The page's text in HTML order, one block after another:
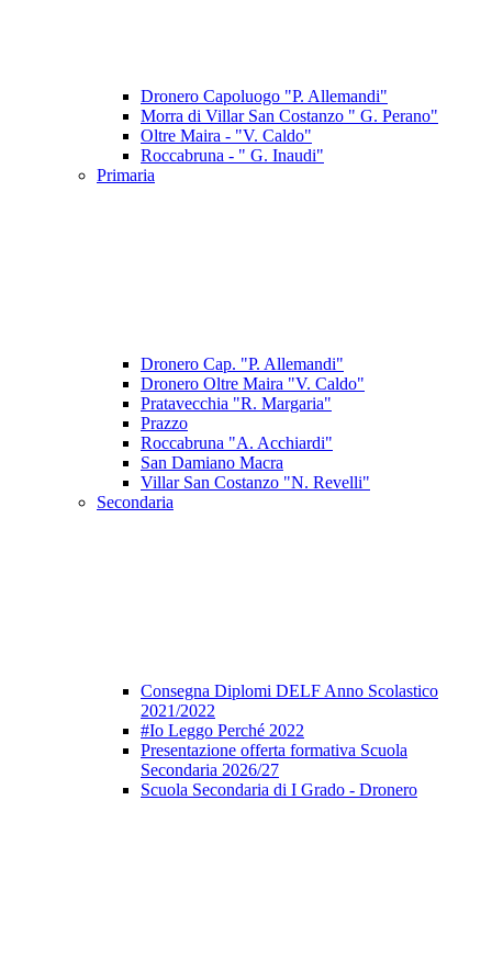
Dronero Capoluogo "P. Allemandi"
Morra di Villar San Costanzo " G. Perano"
Oltre Maira - "V. Caldo"
Roccabruna - " G. Inaudi"
Primaria
Dronero Cap. "P. Allemandi"
Dronero Oltre Maira "V. Caldo"
Pratavecchia "R. Margaria"
Prazzo
Roccabruna "A. Acchiardi"
San Damiano Macra
Villar San Costanzo "N. Revelli"
Secondaria
Consegna Diplomi DELF Anno Scolastico
2021/2022
#Io Leggo Perché 2022
Presentazione offerta formativa Scuola
Secondaria 2026/27
Scuola Secondaria di I Grado - Dronero